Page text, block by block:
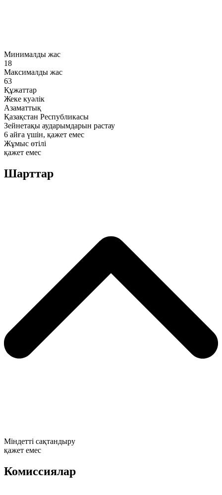
Минималды жас
18
Максималды жас
63
Құжаттар
Жеке куәлік
Азаматтық
Қазақстан Республикасы
Зейнетақы аударымдарын растау
6 айға үшін, қажет емес
Жұмыс өтілі
қажет емес
Шарттар
Міндетті сақтандыру
қажет емес
Комиссиялар